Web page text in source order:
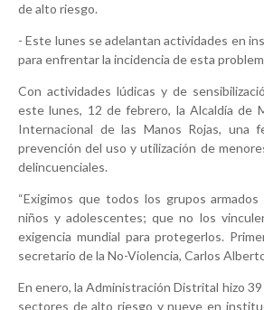
de alto riesgo.
- Este lunes se adelantan actividades en
para enfrentar la incidencia de esta
Con actividades lúdicas y de
este lunes, 12 de febrero, la Alcaldía de
Internacional de las Manos Rojas, una
prevención del uso y utilización de
delincuenciales.
“Exigimos que todos los grupos
niños y adolescentes; que no los
exigencia mundial para protegerlos.
secretario de la No-Violencia, Carlos
En enero, la Administración Distrital hizo
sectores de alto riesgo y nueve en